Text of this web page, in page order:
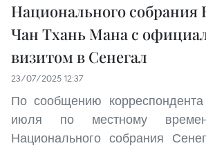
Национального собрания
Чан Тхань Мана с
визитом в Сенегал
23/07/2025 12:37
По сообщению
июля по местному
Национального собрания